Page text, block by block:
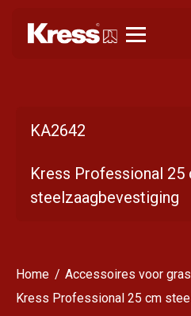
KA2642
Kress Professional 25
steelzaagbevestiging
Home
Accessoires voor
Kress Professional 25 cm